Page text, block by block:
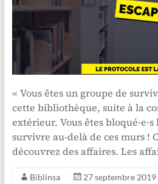
« Vous êtes un groupe de
cette bibliothèque, suite à la
extérieur. Vous êtes
survivre au-delà de ces murs !
découvrez des affaires. Les
Biblinsa 27 septembre 2019